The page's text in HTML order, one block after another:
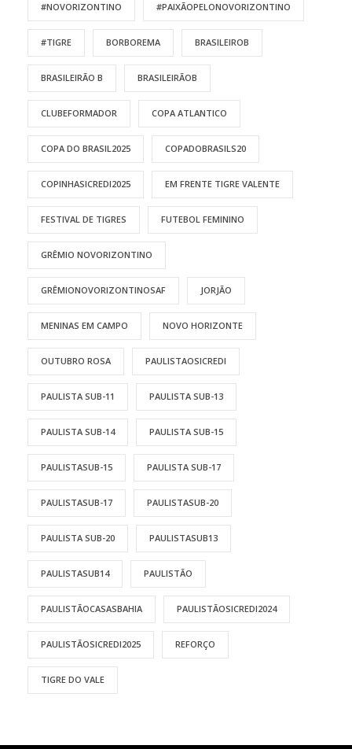
#NOVORIZONTINO #PAIXÃOPELONOVORIZONTINO
#TIGRE BORBOREMA BRASILEIROB
BRASILEIRÃO B BRASILEIRÃOB
CLUBEFORMADOR COPA ATLANTICO
COPA DO BRASIL2025 COPADOBRASILS20
COPINHASICREDI2025 EM FRENTE TIGRE VALENTE
FESTIVAL DE TIGRES FUTEBOL FEMININO
GRÊMIO NOVORIZONTINO
GRÊMIONOVORIZONTINOSAF JORJÃO
MENINAS EM CAMPO NOVO HORIZONTE
OUTUBRO ROSA PAULISTAOSICREDI
PAULISTA SUB-11 PAULISTA SUB-13
PAULISTA SUB-14 PAULISTA SUB-15
PAULISTASUB-15 PAULISTA SUB-17
PAULISTASUB-17 PAULISTASUB-20
PAULISTA SUB-20 PAULISTASUB13
PAULISTASUB14 PAULISTÃO
PAULISTÃOCASASBAHIA PAULISTÃOSICREDI2024
PAULISTÃOSICREDI2025 REFORÇO
TIGRE DO VALE